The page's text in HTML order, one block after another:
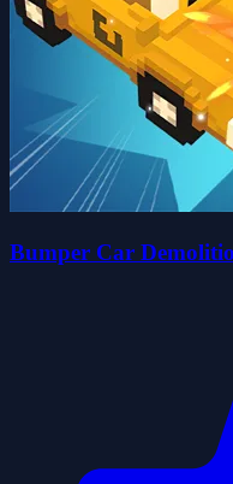
Bumper Car